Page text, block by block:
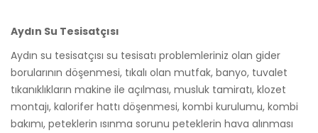
Aydın Su Tesisatçısı
Aydın su tesisatçısı su tesisatı problemleriniz olan gider
borularının döşenmesi, tıkalı olan mutfak, banyo, tuvalet
tıkanıklıkların makine ile açılması, musluk tamiratı, klozet
montajı, kalorifer hattı döşenmesi, kombi kurulumu, kombi
bakımı, peteklerin ısınma sorunu peteklerin hava alınması